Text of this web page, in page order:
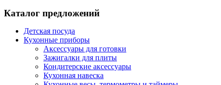
Каталог предложений
Детская посуда
Кухонные приборы
Аксессуары для готовки
Зажигалки для плиты
Кондитерские аксессуары
Кухонная навеска